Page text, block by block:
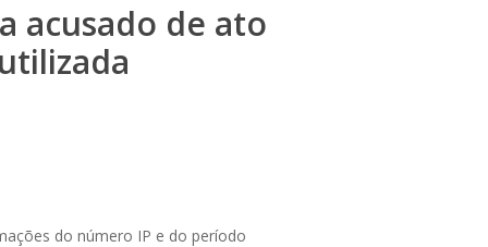
acusado de ato
do número IP e do período